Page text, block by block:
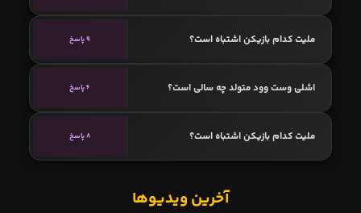
ملیت کدام بازیکن اشتباه است؟ 9 پاسخ
اشلی وست وود متولد چه سالی است؟ 6 پاسخ
ملیت کدام بازیکن اشتباه است؟ 8 پاسخ
آخرین ویدیوها